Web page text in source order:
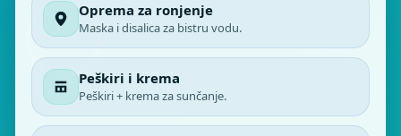
Oprema za ronjenje
Maska i disalica za bistru vodu.
Peškiri i krema
Peškiri + krema za sunčanje.